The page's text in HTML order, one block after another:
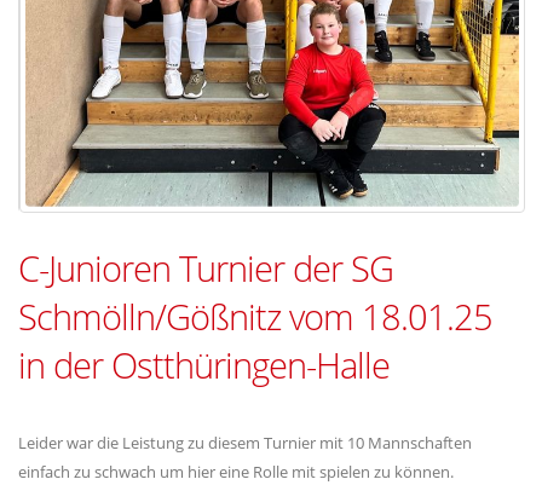
C-Junioren Turnier der SG
Schmölln/Gößnitz vom 18.01.25
in der Ostthüringen-Halle
Leider war die Leistung zu diesem Turnier mit 10 Mannschaften
einfach zu schwach um hier eine Rolle mit spielen zu können.